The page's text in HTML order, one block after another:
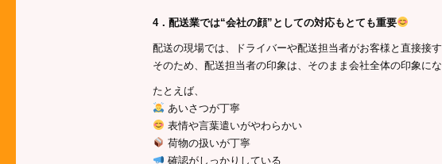
4．配送業では“会社の顔”としての対応もとても重要
配送の現場では、ドライバーや配送担当者がお客様と直接接
そのため、配送担当者の印象は、そのまま会社全体の印象にな
たとえば、
あいさつが丁寧
表情や言葉遣いがやわらかい
荷物の扱いが丁寧
確認がしっかりしている